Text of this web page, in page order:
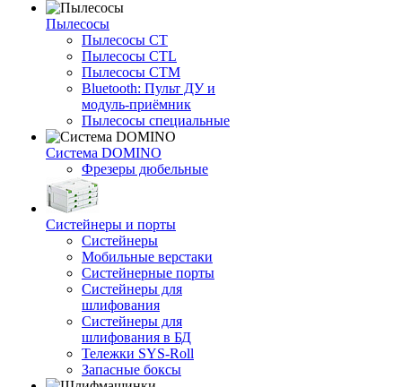
Пылесосы
Пылесосы CT
Пылесосы CTL
Пылесосы CTM
Bluetooth: Пульт ДУ и
модуль-приёмник
Пылесосы специальные
Система DOMINO
Фрезеры дюбельные
Систейнеры и порты
Систейнеры
Мобильные верстаки
Систейнерные порты
Систейнеры для
шлифования
Систейнеры для
шлифования в БД
Тележки SYS-Roll
Запасные боксы